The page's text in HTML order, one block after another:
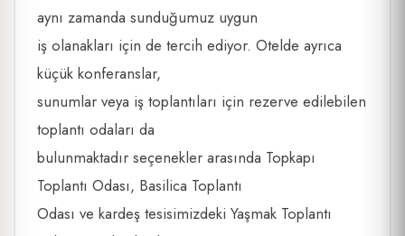
aynı zamanda sunduğumuz uygun
iş olanakları için de tercih ediyor. Otelde ayrıca
küçük konferanslar,
sunumlar veya iş toplantıları için rezerve edilebilen
toplantı odaları da
bulunmaktadır seçenekler arasında Topkapı
Toplantı Odası, Basilica Toplantı
Odası ve kardeş tesisimizdeki Yaşmak Toplantı